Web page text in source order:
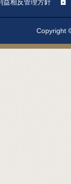
益相反管理方針
Copyright